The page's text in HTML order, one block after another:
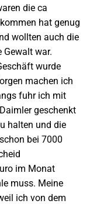
die ca
hat genug
wollten auch die
Gewalt war.
wurde
machen ich
fuhr ich mit
geschenkt
halten und die
bei 7000
im Monat
muss. Meine
ich von dem